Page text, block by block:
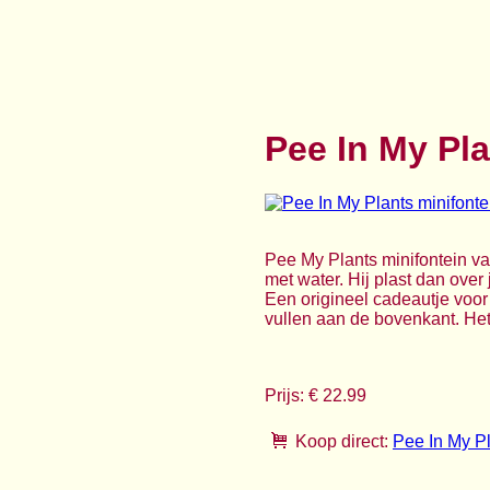
Pee In My
Pee My Plants minifontein
met water. Hij plast dan
Een origineel cadeautje
vullen aan de bovenkant.
Prijs: € 22.99
Koop direct: Pee In My